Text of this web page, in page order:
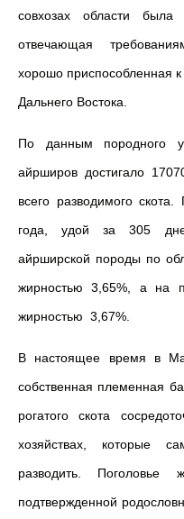
совхозах области была
отвечающая
хорошо приспособленная
Дальнего Востока.
По данным породного
айрширов достигало
всего разводимого
года, удой за 305
айрширской породы по
жирностью 3,65%, а на
жирностью 3,67%.
В настоящее время в
собственная племенная
рогатого скота
хозяйствах, которые
разводить. Поголовье
подтвержденной